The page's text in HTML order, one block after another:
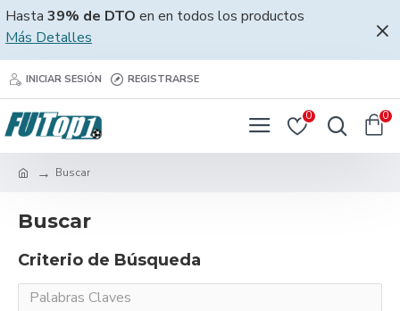
Hasta 39% de DTO en en todos los productos
Más Detalles
INICIAR SESIÓN REGISTRARSE
0 0
Buscar
Buscar
Criterio de Búsqueda